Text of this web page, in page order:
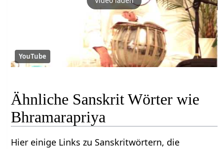
YouTube
Ähnliche Sanskrit Wörter wie
Bhramarapriya
Hier einige Links zu Sanskritwörtern, die